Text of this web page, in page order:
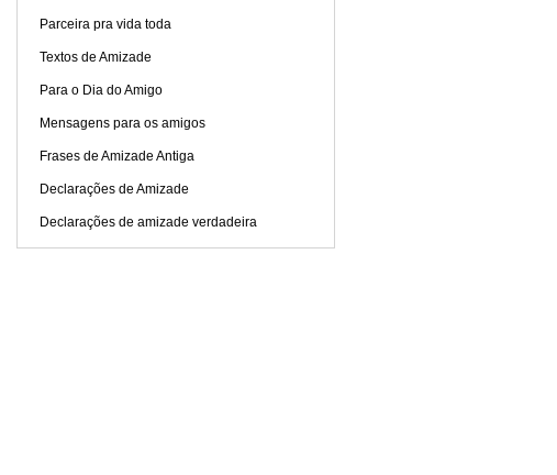
Parceira pra vida toda
Textos de Amizade
Para o Dia do Amigo
Mensagens para os amigos
Frases de Amizade Antiga
Declarações de Amizade
Declarações de amizade verdadeira